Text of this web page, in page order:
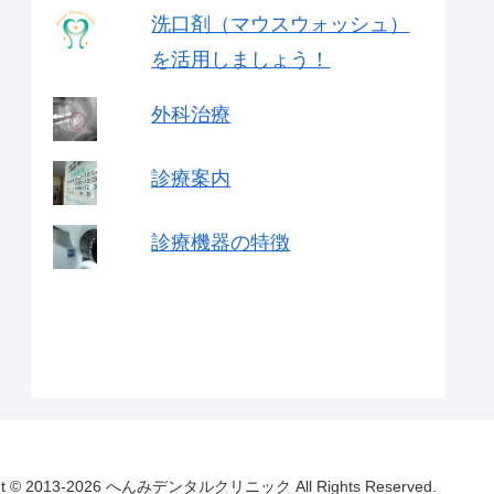
洗口剤（マウスウォッシュ）
を活用しましょう！
外科治療
診療案内
診療機器の特徴
© 2013-2026 へんみデンタルクリニック All Rights Reserved.